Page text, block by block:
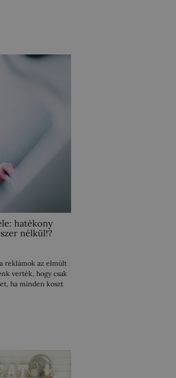
hatékony
nélkül!?
reklámok az elmúlt
verték, hogy csak
ha minden koszt